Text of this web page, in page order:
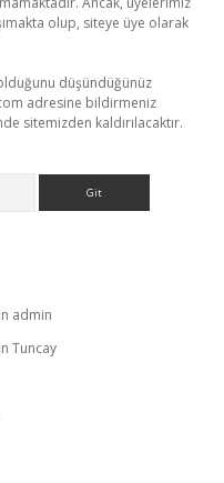
olup, siteye üye olarak
düşündüğünüz
adresine bildirmeniz
sitemizden kaldırılacaktır.
admin
Tuncay